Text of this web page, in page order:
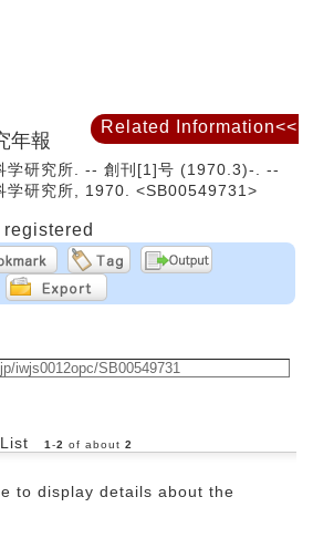
年報
学研究所. -- 創刊[1]号 (1970.3)-. --
学研究所, 1970. <SB00549731>
1 -2 of about 2
to display details about the
Related Information<<